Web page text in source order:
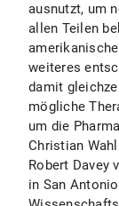
ausnutzt, um
allen Teilen
weiteres
damit
mögliche
um die
Christian
Robert Davey
in San